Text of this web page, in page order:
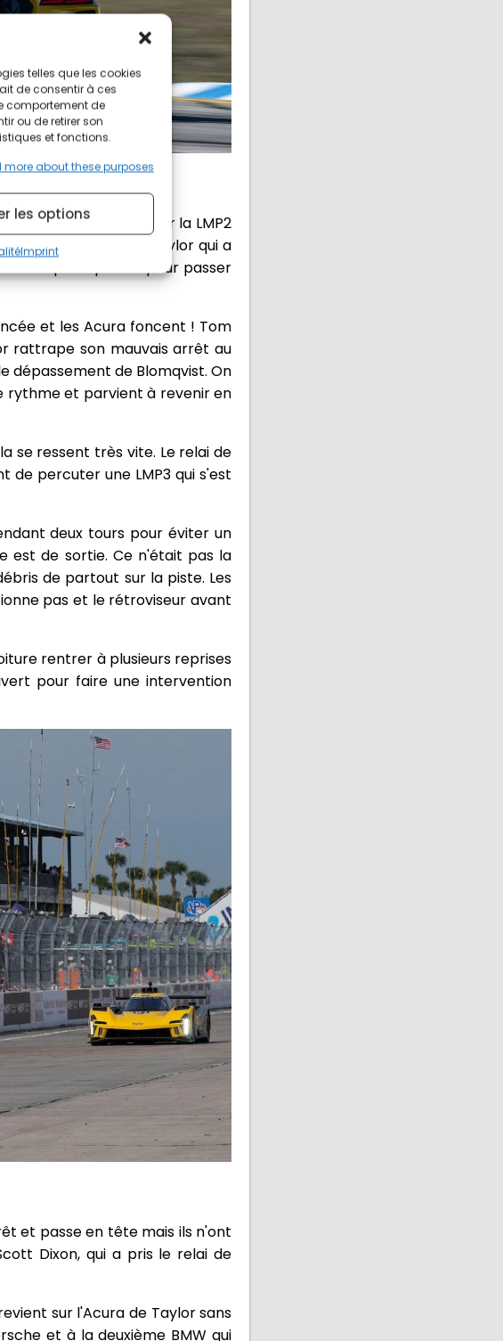
telles que les cookies
de consentir à ces
comportement de
ou de retirer son
et fonctions.
more about these purposes
les options
Imprint
de piste de Kurtz sur la LMP2
c'est le Wayne Taylor qui a
#7 qui en profite pour passer
et les Acura foncent ! Tom
rattrape son mauvais arrêt au
dépassement de Blomqvist. On
rythme et parvient à revenir en
se ressent très vite. Le relai de
percuter une LMP3 qui s'est
deux tours pour éviter un
est de sortie. Ce n'était pas la
de partout sur la piste. Les
pas et le rétroviseur avant
rentrer à plusieurs reprises
pour faire une intervention
et passe en tête mais ils n'ont
Dixon, qui a pris le relai de
sur l'Acura de Taylor sans
et à la deuxième BMW qui